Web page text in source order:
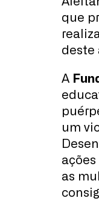
que
deste
A
um
as